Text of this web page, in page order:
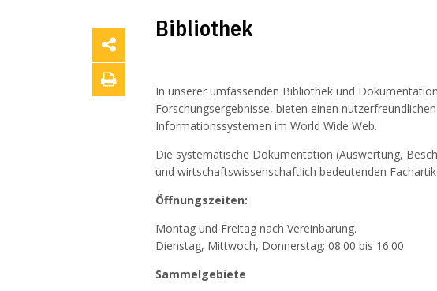
Bibliothek
In unserer umfassenden Bibliothek und
Forschungsergebnisse, bieten einen
Informationssystemen im World Wide Web.
Die systematische Dokumentation (Auswertung,
und wirtschaftswissenschaftlich bedeutenden
Öffnungszeiten:
Montag und Freitag nach Vereinbarung.
Dienstag, Mittwoch, Donnerstag: 08:00 bis 16:00
Sammelgebiete